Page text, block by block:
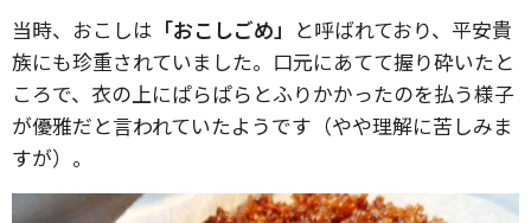
当時、おこしは 「おこしごめ」 と呼ばれており、平安貴
族にも珍重されていました。口元にあてて握り砕いたと
ころで、衣の上にぱらぱらとふりかかったのを払う様子
が優雅だと言われていたようです（やや理解に苦しみま
すが）。